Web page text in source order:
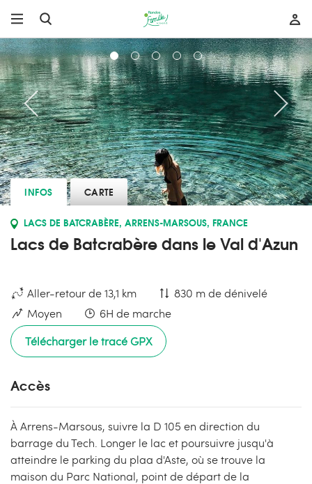
INFOS CARTE
LACS DE BATCRABÈRE, ARRENS-MARSOUS, FRANCE
Lacs de Batcrabère dans le Val d'Azun
Aller-retour de 13,1 km
830 m de dénivelé
Moyen
6H de marche
Télécharger le tracé GPX
Accès
À Arrens-Marsous, suivre la D 105 en direction du
barrage du Tech. Longer le lac et poursuivre jusqu'à
atteindre le parking du plaa d'Aste, où se trouve la
maison du Parc National, point de départ de la